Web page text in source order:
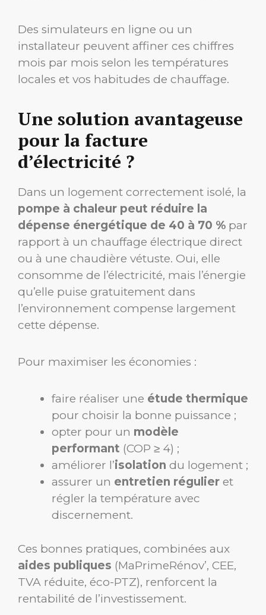
Des simulateurs en ligne ou un
installateur peuvent affiner ces chiffres
mois par mois selon les températures
locales et vos habitudes de chauffage.
Une solution avantageuse
pour la facture
d’électricité ?
Dans un logement correctement isolé, la
pompe à chaleur peut réduire la
dépense énergétique de 40 à 70 % par
rapport à un chauffage électrique direct
ou à une chaudière vétuste. Oui, elle
consomme de l’électricité, mais l’énergie
qu’elle puise gratuitement dans
l’environnement compense largement
cette dépense.
Pour maximiser les économies :
faire réaliser une étude thermique
pour choisir la bonne puissance ;
op­ter pour un modèle
performant (COP ≥ 4) ;
améliorer l’isolation du logement ;
assurer un entretien régulier et
régler la température avec
discernement.
Ces bonnes pratiques, combinées aux
aides publiques (MaPrimeRénov’, CEE,
TVA réduite, éco-PTZ), renforcent la
rentabilité de l’investissement.